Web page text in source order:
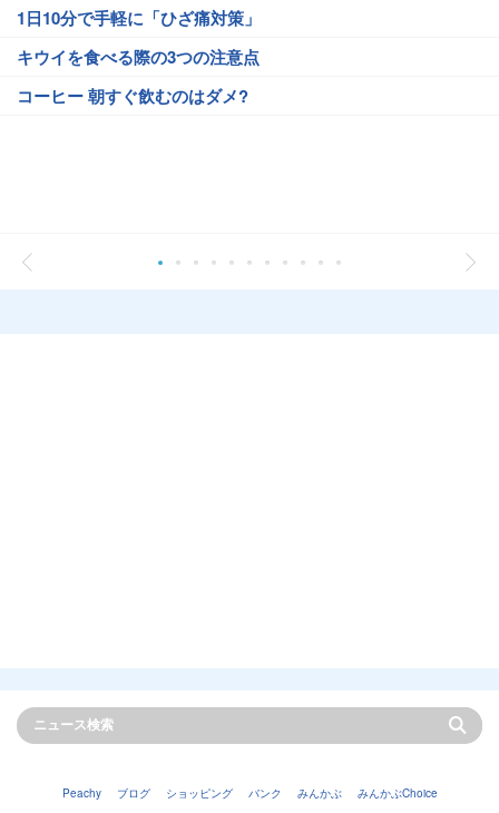
1日10分で手軽に「ひざ痛対策」
キウイを食べる際の3つの注意点
コーヒー 朝すぐ飲むのはダメ?
Peachy ブログ ショッピング バンク みんかぶ
みんかぶChoice